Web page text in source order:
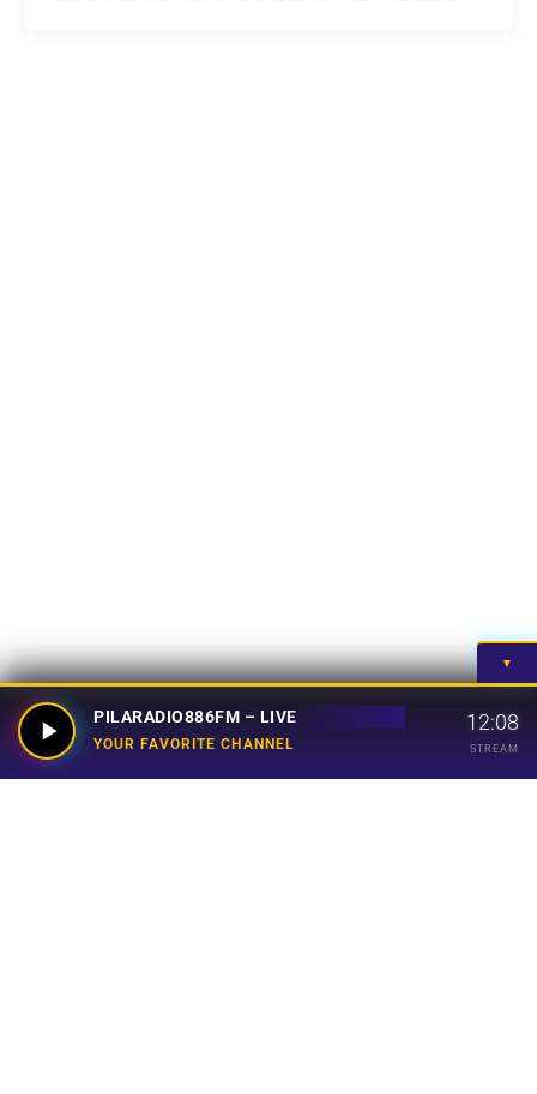
▼
PILARADIO886FM – LIVE
YOUR FAVORITE CHANNEL
12:08
STREAM